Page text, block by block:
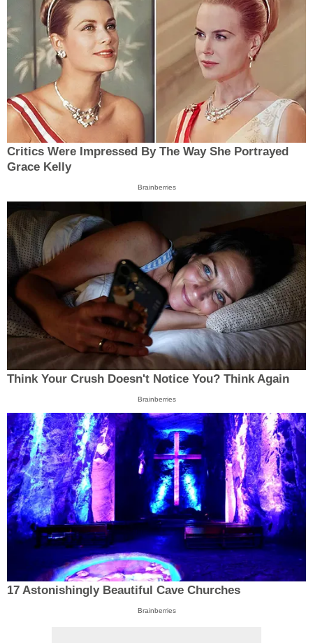
Critics Were Impressed By The Way She Portrayed
Grace Kelly
Brainberries
Think Your Crush Doesn't Notice You? Think Again
Brainberries
17 Astonishingly Beautiful Cave Churches
Brainberries